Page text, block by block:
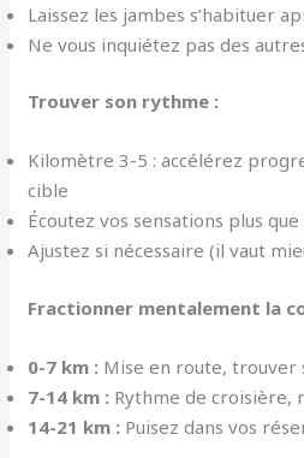
Laissez les jambes s’habituer
Ne vous inquiétez pas des
Trouver son rythme :
Kilomètre 3-5 : accélérez
cible
Écoutez vos sensations plus
Ajustez si nécessaire (il vaut
Fractionner mentalement la
0-7 km : Mise en route, trouver
7-14 km : Rythme de croisière,
14-21 km : Puisez dans vos